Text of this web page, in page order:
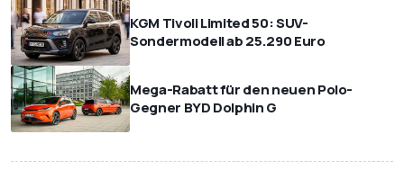
KGM Tivoli Limited 50: SUV-
Sondermodell ab 25.290 Euro
Mega-Rabatt für den neuen Polo-
Gegner BYD Dolphin G